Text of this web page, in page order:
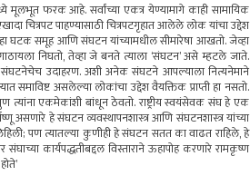
मूलभूत फरक आहे. सर्वांच्या एकत्र येण्यामागे काही सामायिक
चित्रपट पाहण्यासाठी चित्रपटगृहात आलेले लोक यांचा उद्देश
समूह आणि संघटन यांच्यामधील सीमारेषा आखतो. जेव्हा
निघतो, तेव्हा जे बनते त्याला ‌‘संघटन‌’ असे म्हटले जाते.
संघटनेचेच उदाहरण. अशी अनेक संघटने आपल्याला नित्यनेमाने
असलेल्या लोकांचा उद्देश वैयक्तिक प्राप्ती हा नसतो.
त्यांना एकमेकांशी बांधून ठेवतो. राष्ट्रीय स्वयंसेवक संघ हे एक
हे संघटन व्यवस्थापनशास्त्र आणि संघटनशास्त्र यांच्या
पण त्यातल्या कुणीही हे संघटन सतत का वाढत राहिले, हे
कार्यपद्धतीबद्दल विस्ताराने ऊहापोह करणारे रामकृष्ण